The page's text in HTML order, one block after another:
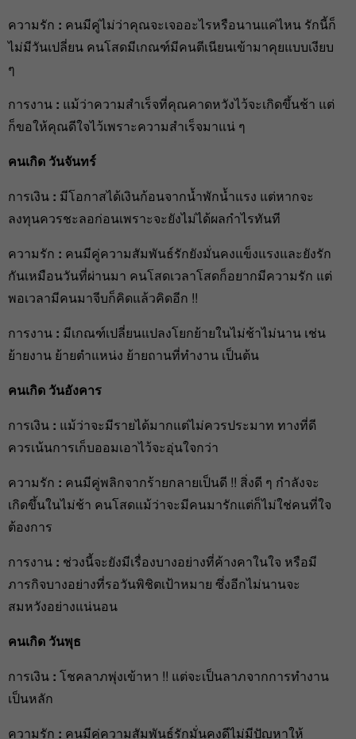
ความรัก : คนมีคู่ไม่ว่าคุณจะเจออะไรหรือนานแค่ไหน รักนี้ก็
ไม่มีวันเปลี่ยน คนโสดมีเกณฑ์มีคนตีเนียนเข้ามาคุยแบบเงียบ
ๆ
การงาน : แม้ว่าความสำเร็จที่คุณคาดหวังไว้จะเกิดขึ้นช้า แต่
ก็ขอให้คุณดีใจไว้เพราะความสำเร็จมาแน่ ๆ
คนเกิด วันจันทร์
การเงิน : มีโอกาสได้เงินก้อนจากน้ำพักน้ำแรง แต่หากจะ
ลงทุนควรชะลอก่อนเพราะจะยังไม่ได้ผลกำไรทันที
ความรัก : คนมีคู่ความสัมพันธ์รักยังมั่นคงแข็งแรงและยังรัก
กันเหมือนวันที่ผ่านมา คนโสดเวลาโสดก็อยากมีความรัก แต่
พอเวลามีคนมาจีบก็คิดแล้วคิดอีก !!
การงาน : มีเกณฑ์เปลี่ยนแปลงโยกย้ายในไม่ช้าไม่นาน เช่น
ย้ายงาน ย้ายตำแหน่ง ย้ายถานที่ทำงาน เป็นต้น
คนเกิด วันอังคาร
การเงิน : แม้ว่าจะมีรายได้มากแต่ไม่ควรประมาท ทางที่ดี
ควรเน้นการเก็บออมเอาไว้จะอุ่นใจกว่า
ความรัก : คนมีคู่พลิกจากร้ายกลายเป็นดี !! สิ่งดี ๆ กำลังจะ
เกิดขึ้นในไม่ช้า คนโสดแม้ว่าจะมีคนมารักแต่ก็ไม่ใช่คนที่ใจ
ต้องการ
การงาน : ช่วงนี้จะยังมีเรื่องบางอย่างที่ค้างคาในใจ หรือมี
ภารกิจบางอย่างที่รอวันพิชิตเป้าหมาย ซึ่งอีกไม่นานจะ
สมหวังอย่างแน่นอน
คนเกิด วันพุธ
การเงิน : โชคลาภพุ่งเข้าหา !! แต่จะเป็นลาภจากการทำงาน
เป็นหลัก
ความรัก : คนมีคู่ความสัมพันธ์รักมั่นคงดีไม่มีปัญหาให้